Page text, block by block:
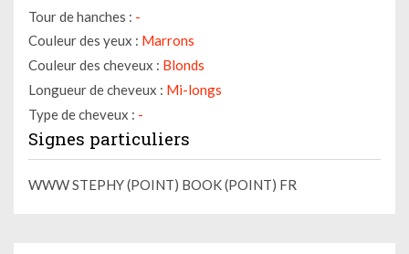
Tour de hanches : -
Couleur des yeux : Marrons
Couleur des cheveux : Blonds
Longueur de cheveux : Mi-longs
Type de cheveux : -
Signes particuliers
WWW STEPHY (POINT) BOOK (POINT) FR